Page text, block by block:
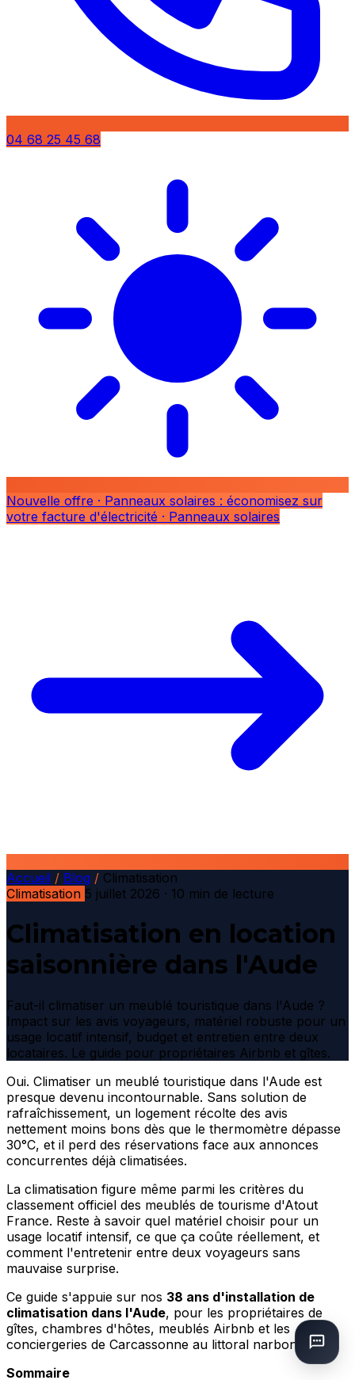
04 68 25 45 68
Nouvelle offre · Panneaux solaires : économisez sur
votre facture d'électricité · Panneaux solaires
Accueil / Blog / Climatisation
Climatisation 5 juillet 2026 · 10 min de lecture
Climatisation en location
saisonnière dans l'Aude
Faut-il climatiser un meublé touristique dans l'Aude ?
Impact sur les avis voyageurs, matériel robuste pour un
usage locatif intensif, budget et entretien entre deux
locataires. Le guide pour propriétaires Airbnb et gîtes.
Oui. Climatiser un meublé touristique dans l'Aude est
presque devenu incontournable. Sans solution de
rafraîchissement, un logement récolte des avis
nettement moins bons dès que le thermomètre dépasse
30°C, et il perd des réservations face aux annonces
concurrentes déjà climatisées.
La climatisation figure même parmi les critères du
classement officiel des meublés de tourisme d'Atout
France. Reste à savoir quel matériel choisir pour un
usage locatif intensif, ce que ça coûte réellement, et
comment l'entretenir entre deux voyageurs sans
mauvaise surprise.
Ce guide s'appuie sur nos 38 ans d'installation de
climatisation dans l'Aude, pour les propriétaires de
gîtes, chambres d'hôtes, meublés Airbnb et les
conciergeries de Carcassonne au littoral narbonnais.
Sommaire